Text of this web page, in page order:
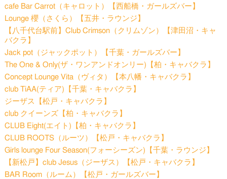
cafe Bar Carrot（キャロット）【西船橋・ガールズバー】
Lounge 櫻（さくら）【五井・ラウンジ】
【八千代台駅前】Club Crimson（クリムゾン）【津田沼・キャ
バクラ】
Jack pot（ジャックポット）【千葉・ガールズバー】
The One & Only(ザ・ワンアンドオンリー)【柏・キャバクラ】
Concept Lounge Vita（ヴィタ）【本八幡・キャバクラ】
club TiAA(ティア)【千葉・キャバクラ】
ジーザス【松戸・キャバクラ】
club クイーンズ【柏・キャバクラ】
CLUB Eight(エイト)【柏・キャバクラ】
CLUB ROOTS（ルーツ）【松戸・キャバクラ】
Girls lounge Four Season(フォーシーズン)【千葉・ラウンジ】
【新松戸】club Jesus（ジーザス）【松戸・キャバクラ】
BAR Room（ルーム）【松戸・ガールズバー】